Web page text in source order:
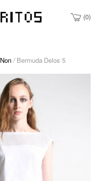
0
Non/ Bermuda Delos 5